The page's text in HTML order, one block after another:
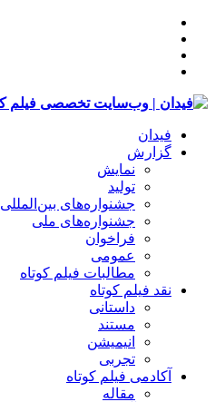
فیدان
گزارش
نمایش
تولید
‌‌جشنواره‌های بین‌المللی
جشنواره‌های ملی
فراخوان
عمومی
مطالبات فیلم کوتاه
نقد فیلم کوتاه
داستانی
مستند
انیمیشن
تجربی
آکادمی فیلم کوتاه
مقاله